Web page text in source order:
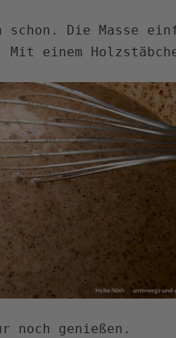
schon. Die Masse
Mit einem
noch genießen.